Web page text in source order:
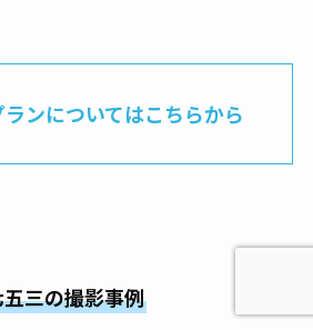
ンについてはこちらから
三の撮影事例